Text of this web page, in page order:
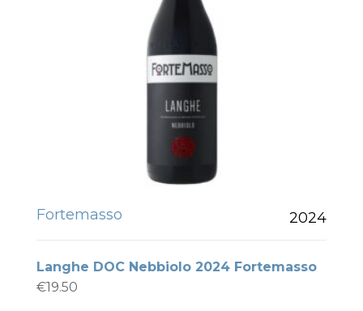
Fortemasso 2024
Langhe DOC Nebbiolo 2024 Fortemasso
€19.50